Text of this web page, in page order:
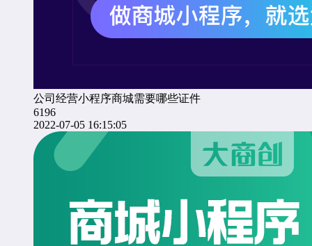
公司经营小程序商城需要哪些证件
6196
2022-07-05 16:15:05